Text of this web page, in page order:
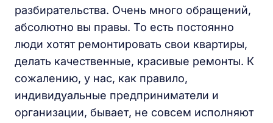
разбирательства. Очень много обращений,
абсолютно вы правы. То есть постоянно
люди хотят ремонтировать свои квартиры,
делать качественные, красивые ремонты. К
сожалению, у нас, как правило,
индивидуальные предприниматели и
организации, бывает, не совсем исполняют